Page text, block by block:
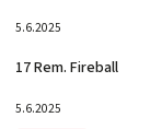
5.6.2025
17 Rem. Fireball
5.6.2025